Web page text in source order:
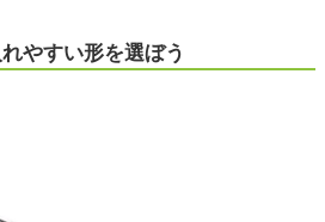
やすい形を選ぼう